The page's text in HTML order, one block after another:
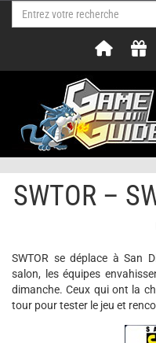
SWTOR –
SWTOR se déplace à San
salon, les équipes
dimanche. Ceux qui ont la
tour pour tester le jeu et